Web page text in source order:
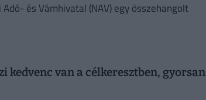
és Vámhivatal (NAV) egy összehangolt
kedvenc van a célkeresztben, gyorsan